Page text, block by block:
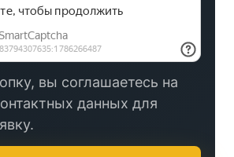
вы соглашаетесь на
данных для